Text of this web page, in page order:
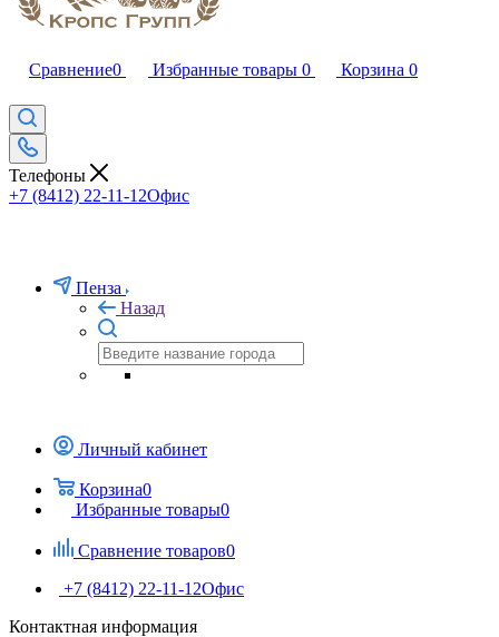
Сравнение0 Избранные товары 0 Корзина 0
Телефоны
+7 (8412) 22-11-12Офис
Пенза
Назад
Личный кабинет
Корзина0
Избранные товары0
Сравнение товаров0
+7 (8412) 22-11-12Офис
Контактная информация